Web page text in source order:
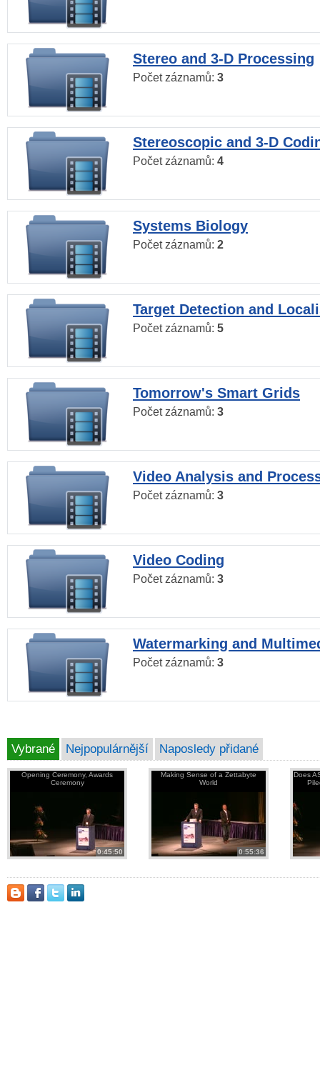
Stereo and 3-D Processing
Počet záznamů: 3
Stereoscopic and 3-D
Počet záznamů: 4
Systems Biology
Počet záznamů: 2
Target Detection and
Počet záznamů: 5
Tomorrow's Smart Grids
Počet záznamů: 3
Video Analysis and
Počet záznamů: 3
Video Coding
Počet záznamů: 3
Watermarking and
Počet záznamů: 3
Vybrané Nejpopulárnější Naposledy přidané
Opening Ceremony, Awards
Ceremony
0:45:50
Making Sense of a Zettabyte
World
0:55:36
Does